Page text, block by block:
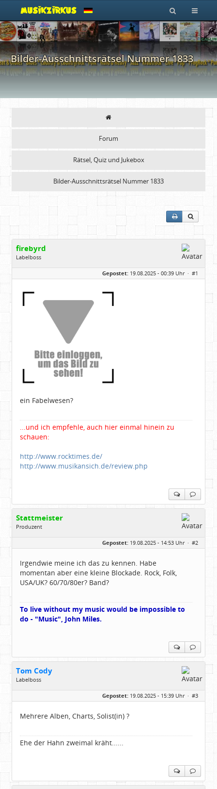
Bilder-Ausschnittsrätsel Nummer 1833
Forum
Rätsel, Quiz und Jukebox
Bilder-Ausschnittsrätsel Nummer 1833
firebyrd
Labelboss
Geschlecht:
keine Angabe
Hausgeburt (Ausgeburt?)
Beiträge:
48860
Gepostet: 19.08.2025 - 00:39 Uhr · #1
ein Fabelwesen?
...und ich empfehle, auch hier einmal hinein zu
schauen:
http://www.rocktimes.de/
http://www.musikansich.de/review.php
Stattmeister
Produzent
Beiträge:
14322
Gepostet: 19.08.2025 - 14:53 Uhr · #2
Irgendwie meine ich das zu kennen. Habe
momentan aber eine kleine Blockade. Rock, Folk,
USA/UK? 60/70/80er? Band?
To live without my music would be impossible to
do - "Music", John Miles.
Tom Cody
Labelboss
Geschlecht:
Alter:
70
Dabei seit:
11 / 2006
Gepostet: 19.08.2025 - 15:39 Uhr · #3
Mehrere Alben, Charts, Solist(in) ?
Ehe der Hahn zweimal kräht......